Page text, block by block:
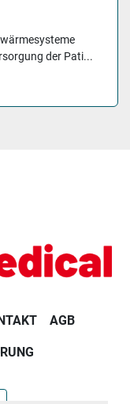
der Pati...
AGB